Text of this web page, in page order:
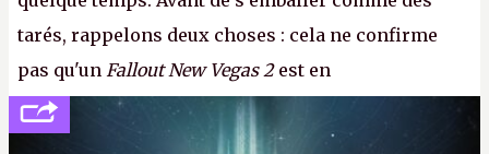
tarés, rappelons deux choses : cela ne confirme
pas qu'un Fallout New Vegas 2est en
développement (pour ce que l'on sait, ils bossent
peut-être sur
Fallout Football ou
Fallout vs. Les